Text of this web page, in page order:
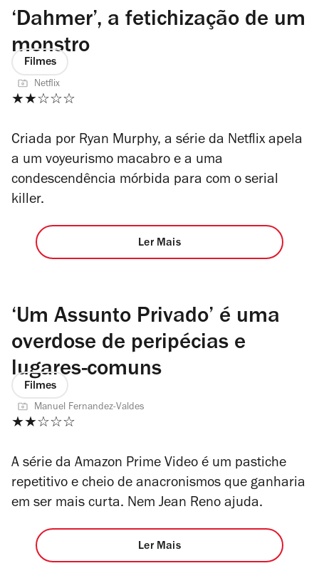
‘Dahmer’, a fetichização de um
monstro
Filmes
Netflix
★★☆☆☆
Criada por Ryan Murphy, a série da Netflix apela
a um voyeurismo macabro e a uma
condescendência mórbida para com o serial
killer.
Ler Mais
‘Um Assunto Privado’ é uma
overdose de peripécias e
lugares-comuns
Filmes
Manuel Fernandez-Valdes
★★☆☆☆
A série da Amazon Prime Video é um pastiche
repetitivo e cheio de anacronismos que ganharia
em ser mais curta. Nem Jean Reno ajuda.
Ler Mais